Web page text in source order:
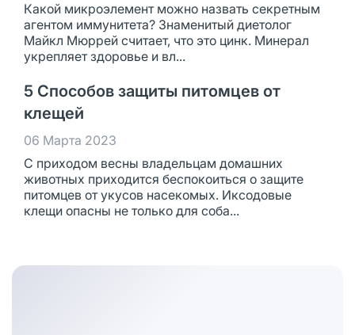
Какой микроэлемент можно назвать секретным
агентом иммунитета? Знаменитый диетолог
Майкл Мюррей считает, что это цинк. Минерал
укрепляет здоровье и вл...
5 Способов защиты питомцев от
клещей
06 Марта 2023
С приходом весны владельцам домашних
животных приходится беспокоиться о защите
питомцев от укусов насекомых. Иксодовые
клещи опасны не только для соба...